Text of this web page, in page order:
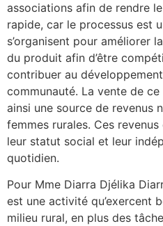
associations afin de rendre
rapide, car le processus est
s’organisent pour améliorer
du produit afin d’être
contribuer au
communauté. La vente de
ainsi une source de revenus
femmes rurales. Ces
leur statut social et leur
quotidien.
Pour Mme Diarra Djélika
est une activité qu’exercent
milieu rural, en plus des